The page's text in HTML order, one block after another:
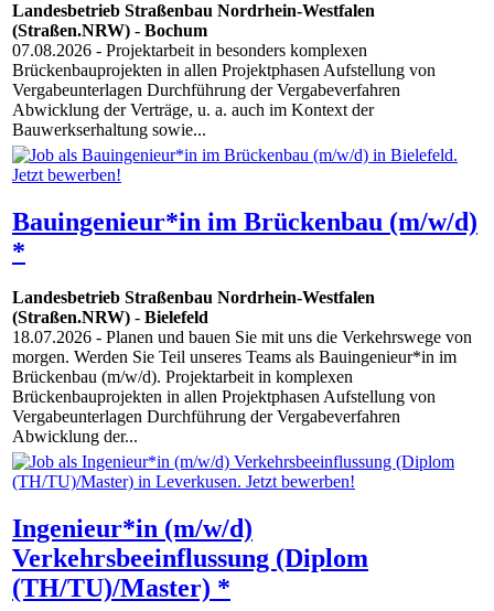
Landesbetrieb Straßenbau Nordrhein-Westfalen
(Straßen.NRW) - Bochum
07.08.2026 - Projektarbeit in besonders komplexen
Brückenbauprojekten in allen Projektphasen Aufstellung von
Vergabeunterlagen Durchführung der Vergabeverfahren
Abwicklung der Verträge, u. a. auch im Kontext der
Bauwerkserhaltung sowie...
Bauingenieur*in im Brückenbau (m/w/d)
*
Landesbetrieb Straßenbau Nordrhein-Westfalen
(Straßen.NRW) - Bielefeld
18.07.2026 - Planen und bauen Sie mit uns die Verkehrswege von
morgen. Werden Sie Teil unseres Teams als Bauingenieur*in im
Brückenbau (m/w/d). Projektarbeit in komplexen
Brückenbauprojekten in allen Projektphasen Aufstellung von
Vergabeunterlagen Durchführung der Vergabeverfahren
Abwicklung der...
Ingenieur*in (m/w/d)
Verkehrsbeeinflussung (Diplom
(TH/TU)/Master) *